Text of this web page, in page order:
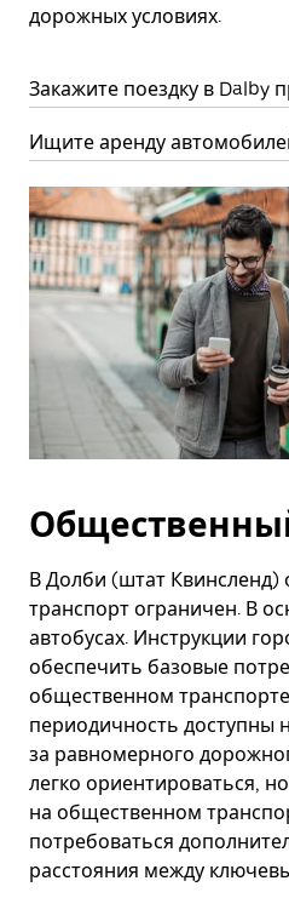
дорожных условиях.
Закажите поездку в Dalby
Ищите аренду
В Долби (штат
транспорт ограничен. В
автобусах. Инструкции
обеспечить базовые
общественном
периодичность доступны
за равномерного
легко ориентироваться,
на общественном
потребоваться
расстояния между